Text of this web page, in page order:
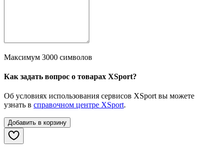
Максимум 3000 символов
Как задать вопрос о товарах XSport?
Об условиях использования сервисов XSport вы можете
узнать в справочном центре XSport.
Добавить в корзину